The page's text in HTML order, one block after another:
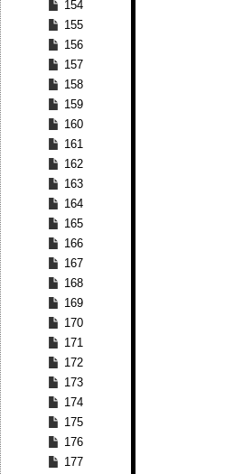
154
155
156
157
158
159
160
161
162
163
164
165
166
167
168
169
170
171
172
173
174
175
176
177